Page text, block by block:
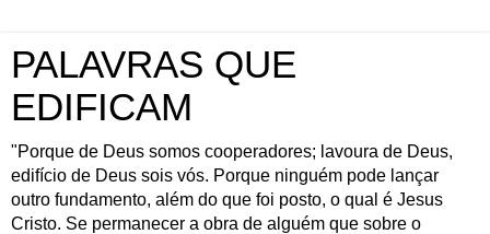
PALAVRAS QUE
EDIFICAM
"Porque de Deus somos cooperadores; lavoura de Deus,
edifício de Deus sois vós. Porque ninguém pode lançar
outro fundamento, além do que foi posto, o qual é Jesus
Cristo. Se permanecer a obra de alguém que sobre o